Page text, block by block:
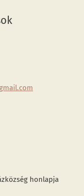
honlapja